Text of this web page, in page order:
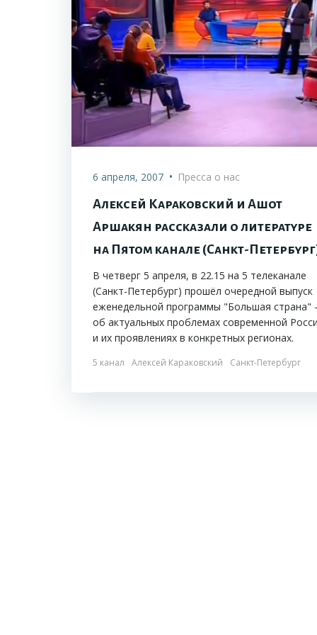
6 апреля, 2007 • Пресса о нас
Алексей Караковский и Ашот
Аршакян рассказали о литературе
на Пятом канале (Санкт-
В четверг 5 апреля, в 22.15 на 5 телеканале
(Санкт-Петербург) прошёл очередной выпуск
еженедельной программы "Большая страна" -
об актуальных проблемах современной
и их проявлениях в конкретных регионах.
5 канал Алексей Караковский Санкт-Петербург